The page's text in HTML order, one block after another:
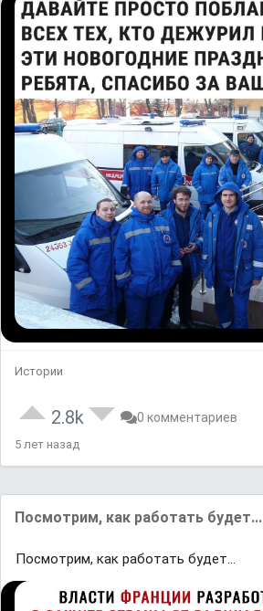
Истории
2.8k 0 комментариев
5 лет назад
Посмотрим, как работать будет...
Посмотрим, как работать будет...